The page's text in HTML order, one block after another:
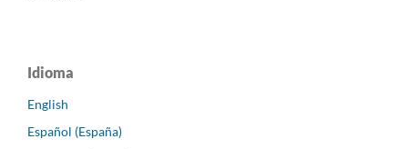
Idioma
English
Español (España)